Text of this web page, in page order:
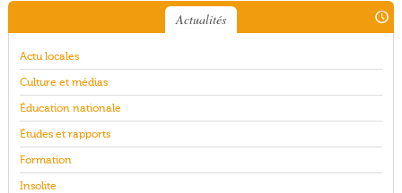
Actualités
Actu locales
Culture et médias
Éducation nationale
Études et rapports
Formation
Insolite